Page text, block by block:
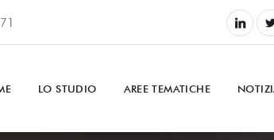
LO STUDIO AREE TEMATICHE